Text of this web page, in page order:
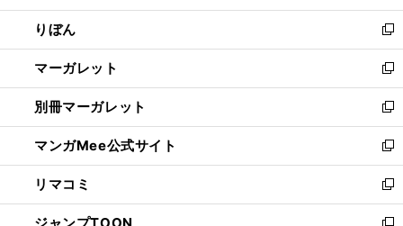
開
く
ウ
で
開
く
ン
ド
ウ
で
開
く
ウ
ィ
ン
ド
ウ
で
開
く
りぼん
新
し
い
ウ
ィ
ン
ド
ウ
で
開
く
マーガレット
新
し
い
ウ
ィ
ン
ド
ウ
別冊マーガレット
新
し
い
ウ
ィ
ン
マンガMee公式サイト
新
し
い
ウ
リマコミ
新
し